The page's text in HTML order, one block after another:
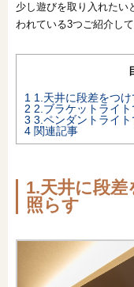
少し遊びを取り入れたい
われている3つご紹介して
1 1.天井に段差をつ
2 2.ブラケットライ
3 3.ペンダントライ
4 関連記事
1.天井に段
照らす